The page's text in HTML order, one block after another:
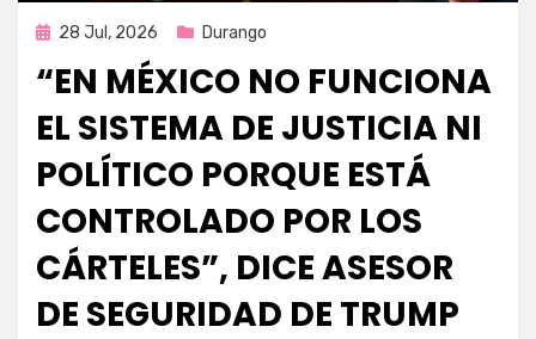
Publicada
28 Jul, 2026 Durango
“EN MÉXICO NO FUNCIONA
EL SISTEMA DE JUSTICIA NI
POLÍTICO PORQUE ESTÁ
CONTROLADO POR LOS
CÁRTELES”, DICE ASESOR
DE SEGURIDAD DE TRUMP